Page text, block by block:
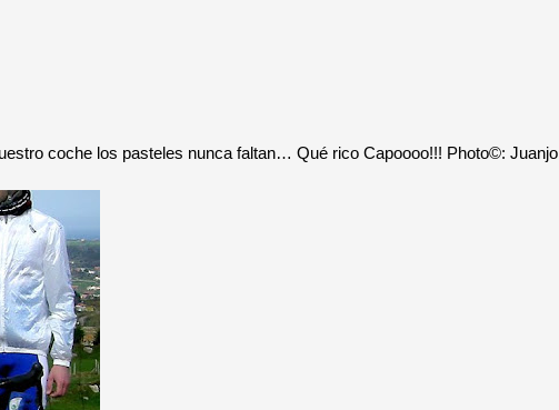
coche los pasteles nunca faltan… Qué rico Capoooo!!! Photo©: Juanjo